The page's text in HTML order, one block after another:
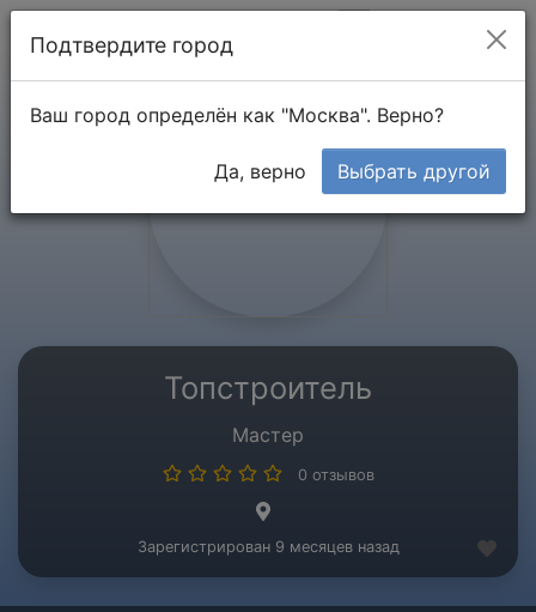
Топстроитель
Мастер
0 отзывов
Зарегистрирован 9 месяцев назад
Подтвердите город
Ваш город определён как "Москва". Верно?
Да, верно Выбрать другой